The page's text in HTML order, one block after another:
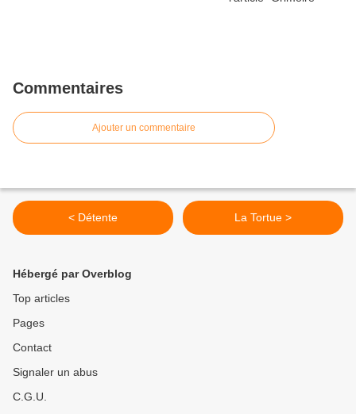
Commentaires
Ajouter un commentaire
< Détente La Tortue >
Hébergé par Overblog
Top articles
Pages
Contact
Signaler un abus
C.G.U.